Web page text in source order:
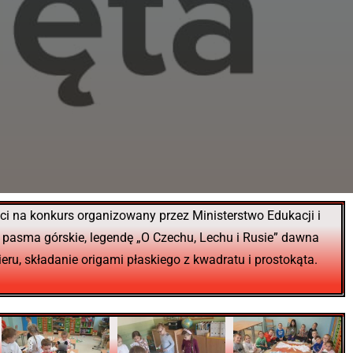
na konkurs organizowany przez Ministerstwo Edukacji i
górskie, legendę „O Czechu, Lechu i Rusie” dawna
składanie origami płaskiego z kwadratu i prostokąta.